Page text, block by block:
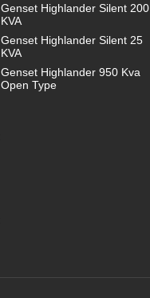
Genset Highlander Silent 200
KVA
Genset Highlander Silent 25
KVA
Genset Highlander 950 Kva
Open Type